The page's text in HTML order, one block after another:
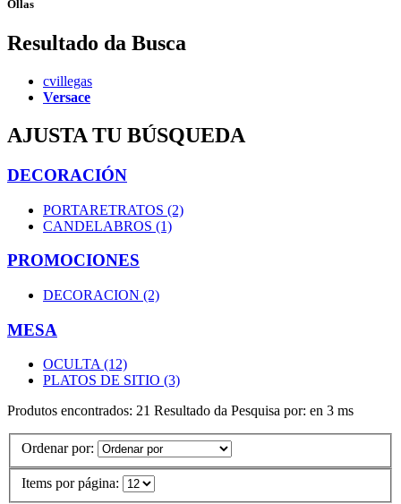
Ollas
Resultado da Busca
cvillegas
Versace
AJUSTA TU BÚSQUEDA
DECORACIÓN
PORTARETRATOS (2)
CANDELABROS (1)
PROMOCIONES
DECORACION (2)
MESA
OCULTA (12)
PLATOS DE SITIO (3)
Produtos encontrados: 21 Resultado da Pesquisa por: en 3 ms
Ordenar por:
Items por página: